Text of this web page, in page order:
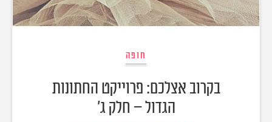
חופה
בקרוב אצלכם: פרוייקט החתונות
הגדול – חלק ג'